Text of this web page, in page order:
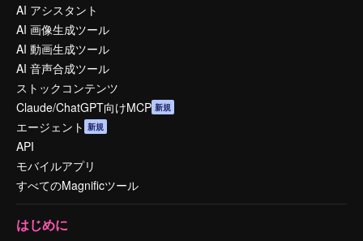
AI アシスタント
AI 画像生成ツール
AI 動画生成ツール
AI 音声合成ツール
ストックコンテンツ
Claude/ChatGPT向けMCP 新規
エージェント 新規
API
モバイルアプリ
すべてのMagnificツール
はじめに